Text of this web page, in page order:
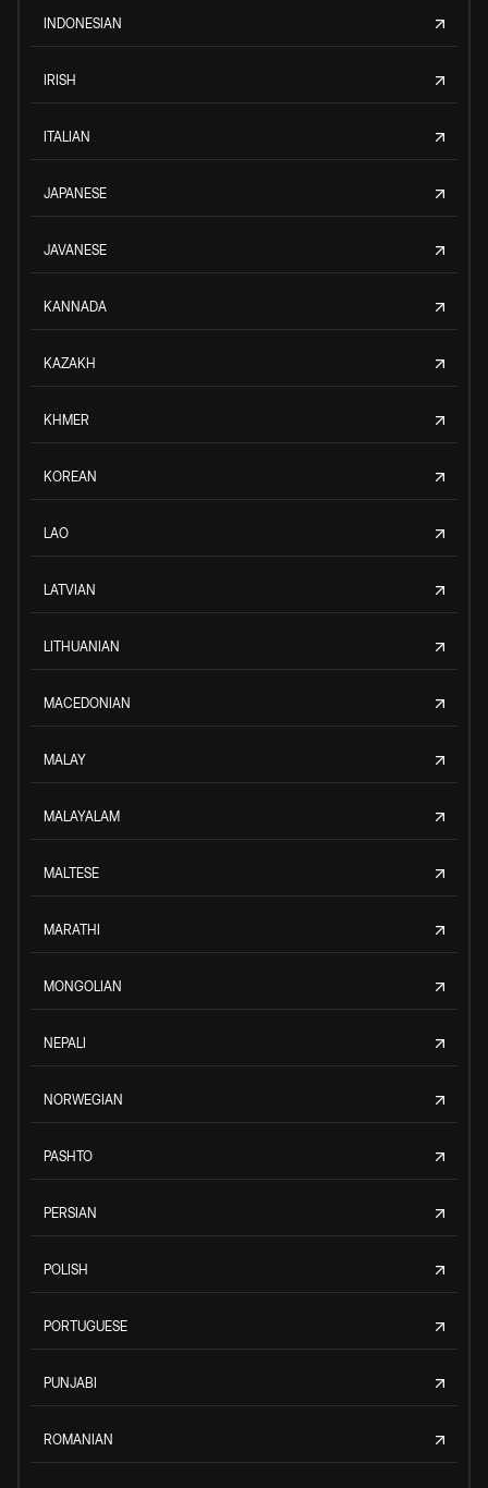
INDONESIAN
IRISH
ITALIAN
JAPANESE
JAVANESE
KANNADA
KAZAKH
KHMER
KOREAN
LAO
LATVIAN
LITHUANIAN
MACEDONIAN
MALAY
MALAYALAM
MALTESE
MARATHI
MONGOLIAN
NEPALI
NORWEGIAN
PASHTO
PERSIAN
POLISH
PORTUGUESE
PUNJABI
ROMANIAN